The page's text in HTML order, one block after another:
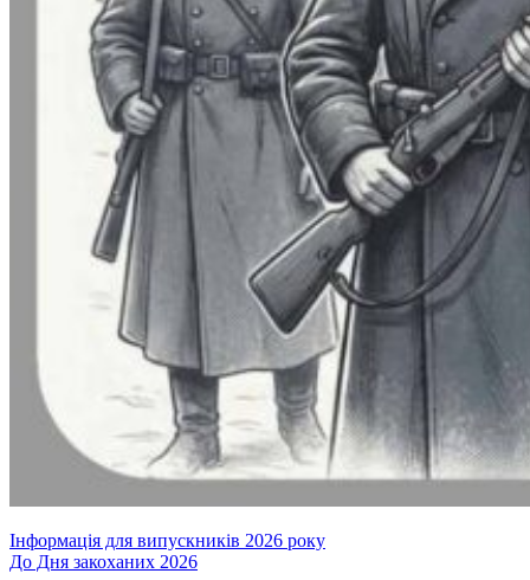
Навігація
Інформація для випускників 2026 року
До Дня закоханих 2026